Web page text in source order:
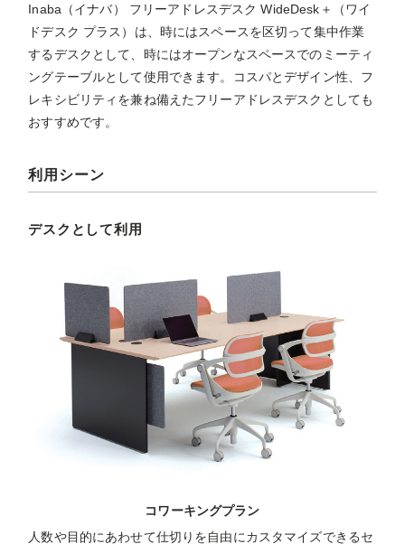
Inaba（イナバ） フリーアドレスデスク WideDesk＋（ワイ
ドデスク プラス）は、時にはスペースを区切って集中作業
するデスクとして、時にはオープンなスペースでのミーティ
ングテーブルとして使用できます。コスパとデザイン性、フ
レキシビリティを兼ね備えたフリーアドレスデスクとしても
おすすめです。
利用シーン
デスクとして利用
コワーキングプラン
人数や目的にあわせて仕切りを自由にカスタマイズできるセ